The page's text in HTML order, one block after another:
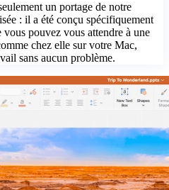
un portage de notre
: il a été conçu spécifiquement
pouvez vous attendre à une
chez elle sur votre Mac,
sans aucun problème.